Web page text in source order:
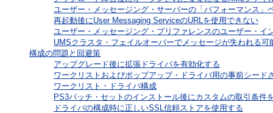
ユーザー・メッセージング・サーバーの「パフォーマンス
再起動後にUser Messaging ServiceのURLを使用できない
ユーザー・メッセージング・プリファレンスのユーザー・イ
UMSクラスタ・フェイルオーバーでメッセージが失われる可
構成の問題と回避策
アップグレード後に拡張ドライバを有効化する
ワークリストおよびポップアップ・ドライバ用の事前シード
ワークリスト・ドライバ構成
PS3パッチ・セットのインストール後にカスタムの取引条件
ドライバの構成時に正しいSSL信頼ストアを使用する